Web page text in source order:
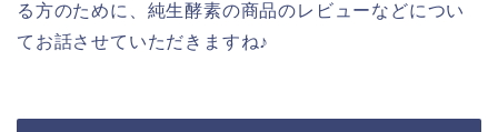
る方のために、純生酵素の商品のレビューなどについ
てお話させていただきますね♪